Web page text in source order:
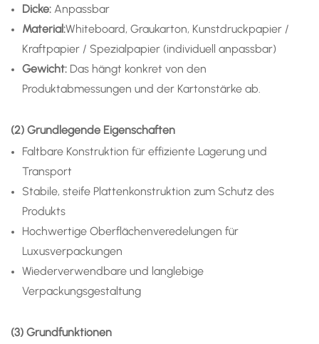
Dicke: Anpassbar
Material:Whiteboard, Graukarton, Kunstdruckpapier /
Kraftpapier / Spezialpapier (individuell anpassbar)
Gewicht: Das hängt konkret von den
Produktabmessungen und der Kartonstärke ab.
(2) Grundlegende Eigenschaften
Faltbare Konstruktion für effiziente Lagerung und
Transport
Stabile, steife Plattenkonstruktion zum Schutz des
Produkts
Hochwertige Oberflächenveredelungen für
Luxusverpackungen
Wiederverwendbare und langlebige
Verpackungsgestaltung
(3) Grundfunktionen